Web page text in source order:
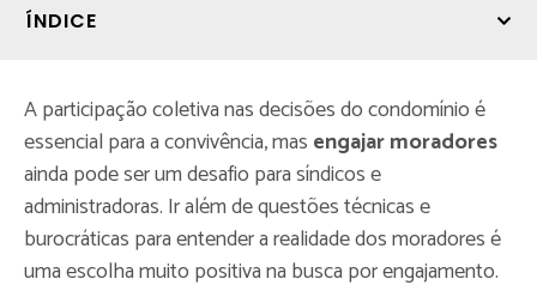
ÍNDICE
A participação coletiva nas decisões do condomínio é
essencial para a convivência, mas engajar moradores
ainda pode ser um desafio para síndicos e
administradoras. Ir além de questões técnicas e
burocráticas para entender a realidade dos moradores é
uma escolha muito positiva na busca por engajamento.